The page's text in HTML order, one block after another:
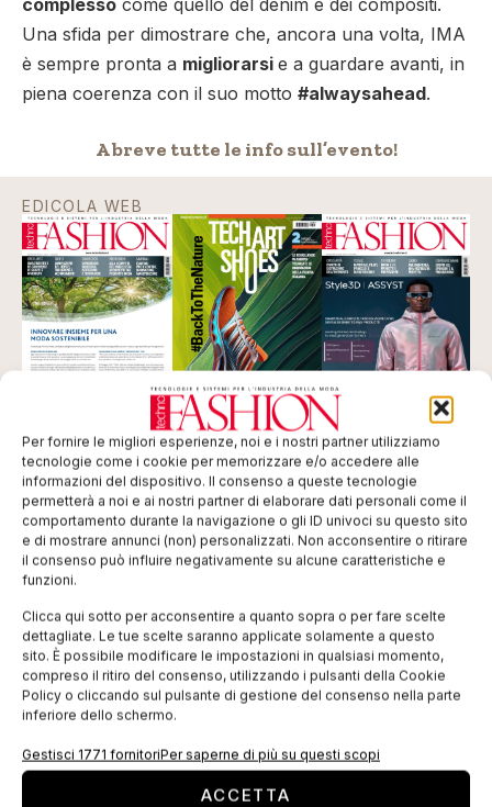
Per fornire le migliori esperienze, noi e i nostri partner utilizziamo
tecnologie come i cookie per memorizzare e/o accedere alle
informazioni del dispositivo. Il consenso a queste tecnologie
permetterà a noi e ai nostri partner di elaborare dati personali come il
comportamento durante la navigazione o gli ID univoci su questo sito
e di mostrare annunci (non) personalizzati. Non acconsentire o ritirare
il consenso può influire negativamente su alcune caratteristiche e
funzioni.
Clicca qui sotto per acconsentire a quanto sopra o per fare scelte
dettagliate. Le tue scelte saranno applicate solamente a questo
sito. È possibile modificare le impostazioni in qualsiasi momento,
compreso il ritiro del consenso, utilizzando i pulsanti della Cookie
Policy o cliccando sul pulsante di gestione del consenso nella parte
inferiore dello schermo.
Gestisci 1771 fornitoriPer saperne di più su questi scopi
ACCETTA
Una sfida per dimostrare che, ancora una volta, IMA
è sempre pronta a migliorarsi e a guardare avanti, in
piena coerenza con il suo motto #alwaysahead.
A breve tutte le info sull’evento!
EDICOLA WEB
ISCRIVITI ALLA NEWSLETTER
TI POTREBBERO INTERESSARE